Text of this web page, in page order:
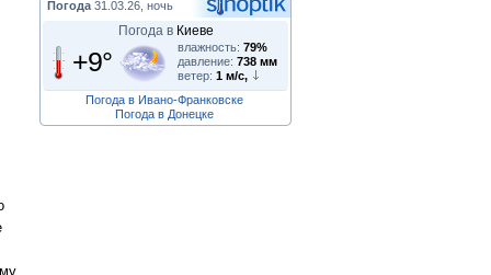
Погода 31.03.26, ночь
Погода в Киеве
+9° влажность: 79%
давление: 738 мм
ветер: 1 м/с,
Погода в Ивано-Франковске
Погода в Донецке